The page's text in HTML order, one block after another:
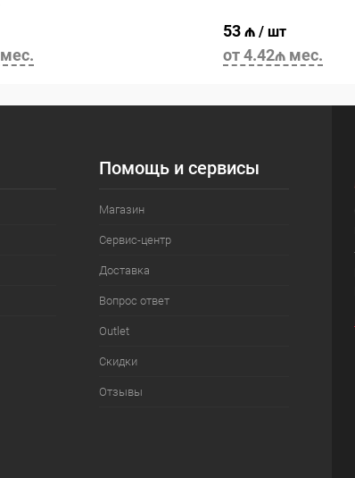
53 ₼ / шт
от 4.42₼ мес.
Помощь и сервисы
Магазин
Сервис-центр
Доставка
Вопрос ответ
Outlet
Скидки
Отзывы